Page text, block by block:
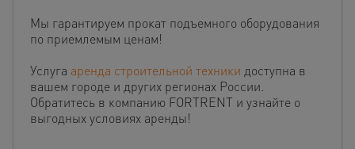
Мы гарантируем прокат подъемного оборудования
по приемлемым ценам!
Услуга аренда строительной техники доступна в
вашем городе и других регионах России.
Обратитесь в компанию FORTRENT и узнайте о
выгодных условиях аренды!